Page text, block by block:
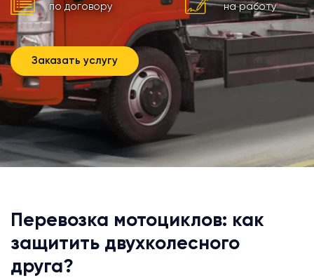
по договору
на работу
Заказать услугу
Перевозка мотоциклов: как
защитить двухколесного
друга?